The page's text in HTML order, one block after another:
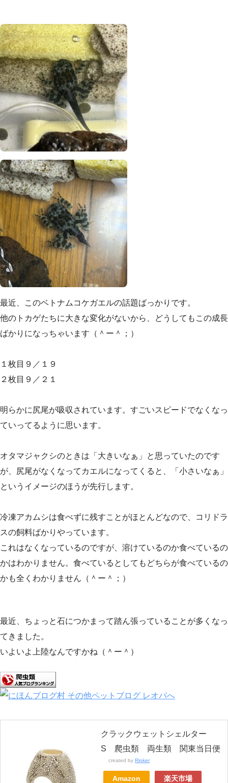
最近、このベトナムコケガエルの話題ばっかりです。
他のトカゲたちに大きな変化がないから、どうしてもこの成長
ばかりになっちゃいます（＾ー＾；）
１枚目９／１９
２枚目９／２１
明らかに尻尾が吸収されています。すごいスピードでなくなっ
ていってるように思います。
オタマジャクシのときは「大きいなぁ」と思っていたのです
が、尻尾がなくなってカエルになってくると、「小さいなぁ」
というイメージのほうが先行します。
冷凍アカムシは食べずに残すことがほとんどなので、コリドラ
スの飼料ばかりやっています。
これはなくなっているのですが、溶けているのか食べているの
かはわかりません。食べているとしてもどちらが食べているの
かも全くわかりません（＾ー＾；）
最近、ちょっと石につかまって踏ん張っていることが多くなっ
てきました。
いよいよ上陸なんですかね（＾ー＾）
クラックウェットシェルター
S 爬虫類 両生類 関東当日便
created by Rinker
Amazon 楽天市場